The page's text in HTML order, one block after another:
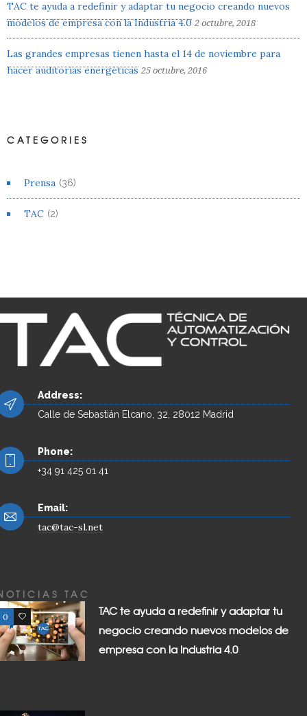
TAC te ayuda a redefinir y adaptar tu negocio creando nuevos
modelos de empresa con la Industria 4.0 2 octubre, 2018
Las grandes empresas tienen hasta el 14 de noviembre para
hacer auditorías energéticas 25 octubre, 2016
CATEGORIES
Prensa (36)
TAC (2)
Address:
Calle de Sebastián Elcano, 32, 28012 Madrid
Phone:
+34 91 425 01 41
Email:
tac@tac-sl.net
TAC
0 0
TAC te ayuda a redefinir y adaptar tu
negocio creando nuevos modelos de
empresa con la Industria 4.0